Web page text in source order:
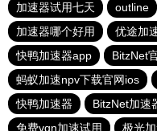
加速器试用七天
outline
加速器哪个好用
优途加
快鸭加速器app
BitzNet
蚂蚁加速npv下载官网ios
快鸭加速器
BitzNet加速
免费vqn加速试用
极光